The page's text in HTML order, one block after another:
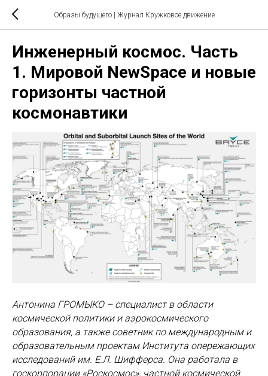
Образы будущего | Журнал Кружковое движение
Инженерный космос. Часть
1. Мировой NewSpace и новые
горизонты частной
космонавтики
Антонина ГРОМЫКО – специалист в области
космической политики и аэрокосмического
образования, а также советник по международным и
образовательным проектам Института опережающих
исследований им. Е.Л. Шифферса. Она работала в
госкорпорации «Роскосмос», частной космической